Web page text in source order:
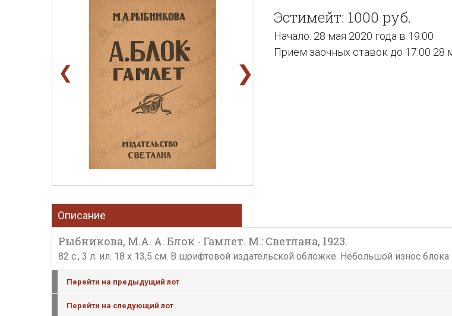
❮ ❯
Эстимейт: 1000 руб.
Начало: 28 мая 2020 года в 19:00
Прием заочных ставок до 17:00 28
Описание
Рыбникова, М.А. А. Блок - Гамлет. М.: Светлана, 1923.
82 с., 3 л. ил. 18 х 13,5 см. В шрифтовой издательской обложке. Небольшой износ
Перейти на предыдущий лот
Перейти на следующий лот